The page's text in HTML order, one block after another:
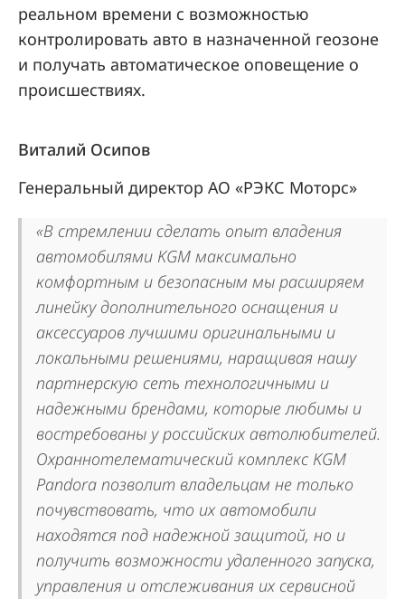
реальном времени с возможностью
контролировать авто в назначенной геозоне
и получать автоматическое оповещение о
происшествиях.
Виталий Осипов
Генеральный директор АО «РЭКС Моторс»
«В стремлении сделать опыт владения
автомобилями KGM максимально
комфортным и безопасным мы расширяем
линейку дополнительного оснащения и
аксессуаров лучшими оригинальными и
локальными решениями, наращивая нашу
партнерскую сеть технологичными и
надежными брендами, которые любимы и
востребованы у российских автолюбителей.
Охраннотелематический комплекс KGM
Pandora позволит владельцам не только
почувствовать, что их автомобили
находятся под надежной защитой, но и
получить возможности удаленного запуска,
управления и отслеживания их сервисной